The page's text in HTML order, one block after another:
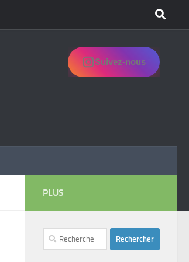
Suivez-nous
PLUS
Rechercher :